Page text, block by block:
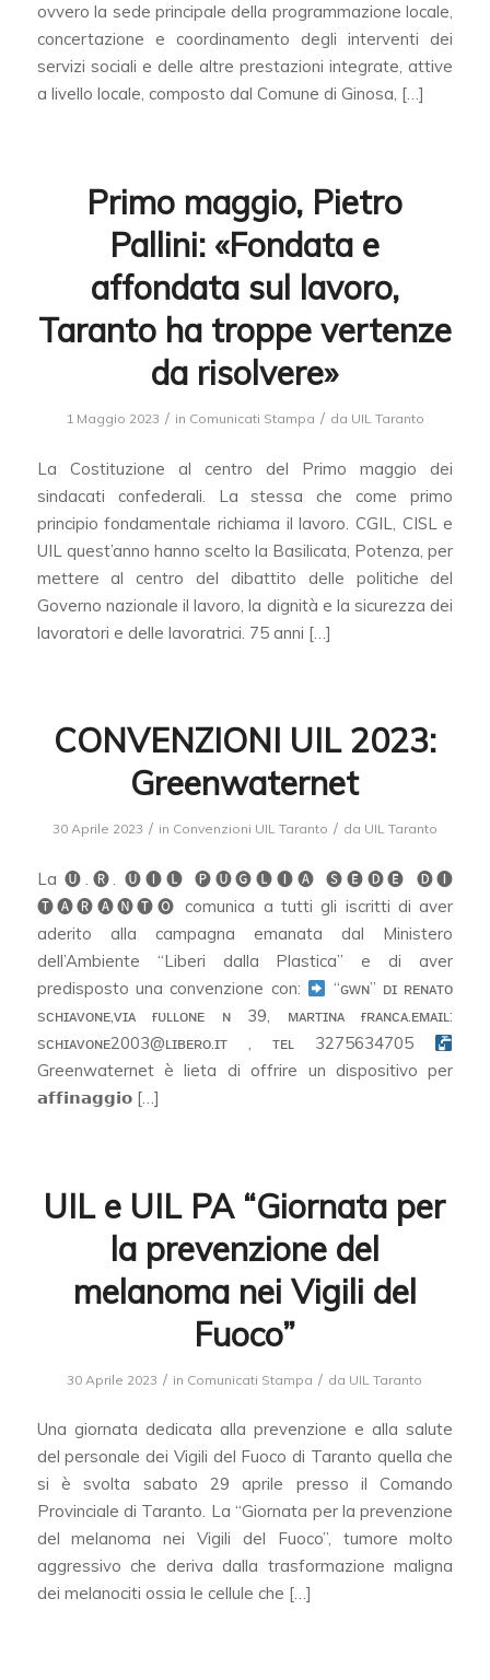
ovvero la sede principale della programmazione locale,
concertazione e coordinamento degli interventi dei
servizi sociali e delle altre prestazioni integrate, attive
a livello locale, composto dal Comune di Ginosa, […]
Primo maggio, Pietro
Pallini: «Fondata e
affondata sul lavoro,
Taranto ha troppe vertenze
da risolvere»
1 Maggio 2023 / in Comunicati Stampa / da UIL Taranto
La Costituzione al centro del Primo maggio dei
sindacati confederali. La stessa che come primo
principio fondamentale richiama il lavoro. CGIL, CISL e
UIL quest’anno hanno scelto la Basilicata, Potenza, per
mettere al centro del dibattito delle politiche del
Governo nazionale il lavoro, la dignità e la sicurezza dei
lavoratori e delle lavoratrici. 75 anni […]
CONVENZIONI UIL 2023:
Greenwaternet
30 Aprile 2023 / in Convenzioni UIL Taranto / da UIL Taranto
La 🅤.🅡. 🅤🅘🅛 🅟🅤🅖🅛🅘🅐 🅢🅔🅓🅔 🅓🅘
🅣🅐🅡🅐🅝🅣🅞 comunica a tutti gli iscritti di aver
aderito alla campagna emanata dal Ministero
dell’Ambiente “Liberi dalla Plastica” e di aver
predisposto una convenzione con:
“ɢᴡɴ” ᴅɪ ʀᴇɴᴀᴛᴏ
sᴄʜɪᴀᴠᴏɴᴇ,ᴠɪᴀ ғᴜʟʟᴏɴᴇ ɴ 39, ᴍᴀʀᴛɪɴᴀ ғʀᴀɴᴄᴀ.ᴇᴍᴀɪʟ:
sᴄʜɪᴀᴠᴏɴᴇ2003@ʟɪʙᴇʀᴏ.ɪᴛ , ᴛᴇʟ 3275634705
Greenwaternet è lieta di offrire un dispositivo per
𝗮𝗳𝗳𝗶𝗻𝗮𝗴𝗴𝗶𝗼 […]
UIL e UIL PA “Giornata per
la prevenzione del
melanoma nei Vigili del
Fuoco”
30 Aprile 2023 / in Comunicati Stampa / da UIL Taranto
Una giornata dedicata alla prevenzione e alla salute
del personale dei Vigili del Fuoco di Taranto quella che
si è svolta sabato 29 aprile presso il Comando
Provinciale di Taranto. La “Giornata per la prevenzione
del melanoma nei Vigili del Fuoco”, tumore molto
aggressivo che deriva dalla trasformazione maligna
dei melanociti ossia le cellule che […]